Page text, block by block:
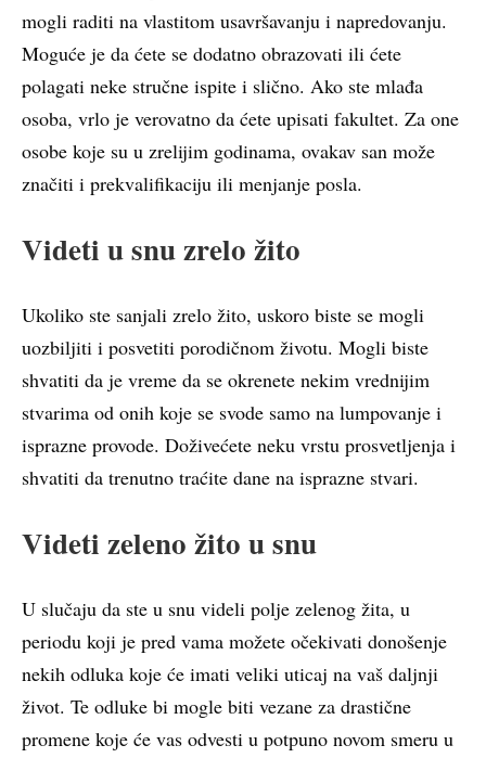
mogli raditi na vlastitom usavršavanju i napredovanju.
Moguće je da ćete se dodatno obrazovati ili ćete
polagati neke stručne ispite i slično. Ako ste mlađa
osoba, vrlo je verovatno da ćete upisati fakultet. Za one
osobe koje su u zrelijim godinama, ovakav san može
značiti i prekvalifikaciju ili menjanje posla.
Videti u snu zrelo žito
Ukoliko ste sanjali zrelo žito, uskoro biste se mogli
uozbiljiti i posvetiti porodičnom životu. Mogli biste
shvatiti da je vreme da se okrenete nekim vrednijim
stvarima od onih koje se svode samo na lumpovanje i
isprazne provode. Doživećete neku vrstu prosvetljenja i
shvatiti da trenutno traćite dane na isprazne stvari.
Videti zeleno žito u snu
U slučaju da ste u snu videli polje zelenog žita, u
periodu koji je pred vama možete očekivati donošenje
nekih odluka koje će imati veliki uticaj na vaš daljnji
život. Te odluke bi mogle biti vezane za drastične
promene koje će vas odvesti u potpuno novom smeru u